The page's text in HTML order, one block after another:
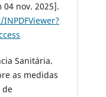
nov. 2025].
Sanitária.
as medidas
de